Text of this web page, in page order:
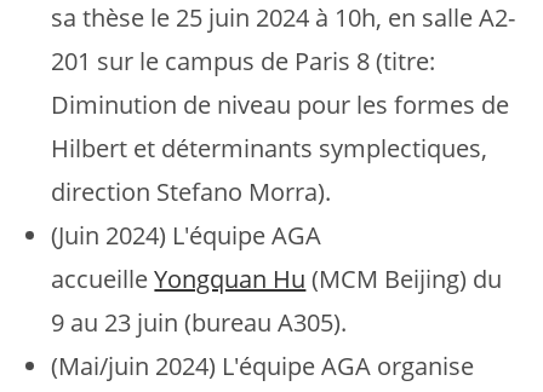
sa thèse le 25 juin 2024 à 10h, en salle A2-
201 sur le campus de Paris 8 (titre:
Diminution de niveau pour les formes de
Hilbert et déterminants symplectiques,
direction Stefano Morra).
(Juin 2024) L'équipe AGA
accueilleYongquan Hu (MCM Beijing) du
9 au 23 juin (bureau A305).
(Mai/juin 2024) L'équipe AGA organise